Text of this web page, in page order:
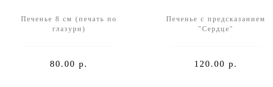
Печенье 8 см (печать по
глазури)
80.00 р.
Печенье с предсказанием
"Сердце"
120.00 р.